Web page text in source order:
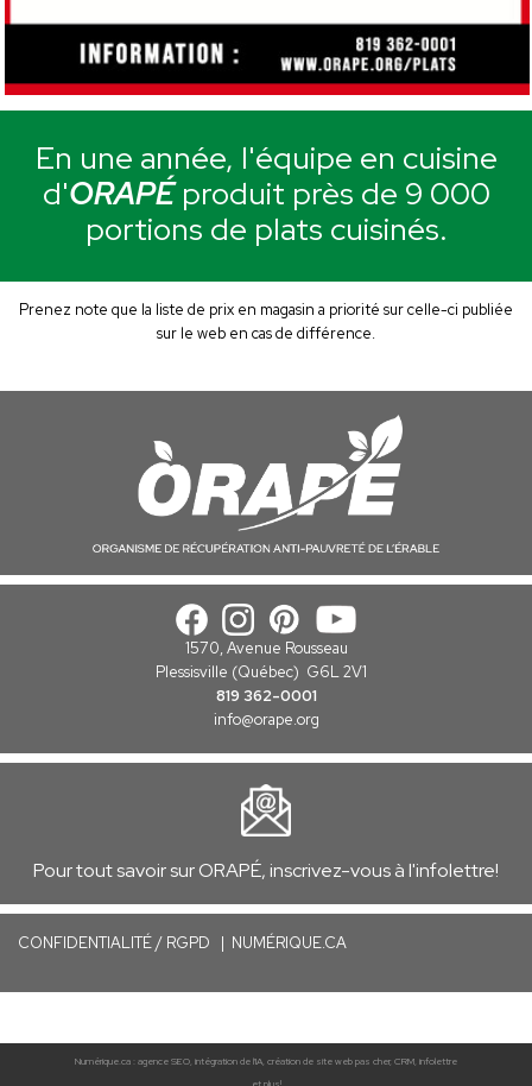
En une année, l'équipe en cuisine
d'ORAPÉproduit près de 9 000
portions de plats cuisinés.
Prenez note que la liste de prix en magasin a priorité sur celle-ci publiée
sur le web en cas de différence.
1570, Avenue Rousseau
Plessisville (Québec) G6L 2V1
819 362-0001
info@orape.org
Pour tout savoir sur ORAPÉ, inscrivez-vous à l'infolettre!
CONFIDENTIALITÉ / RGPD | NUMÉRIQUE.CA
Numérique.ca agence SEO intégration de l'IA, création de site web pas cher, CRM infolettre